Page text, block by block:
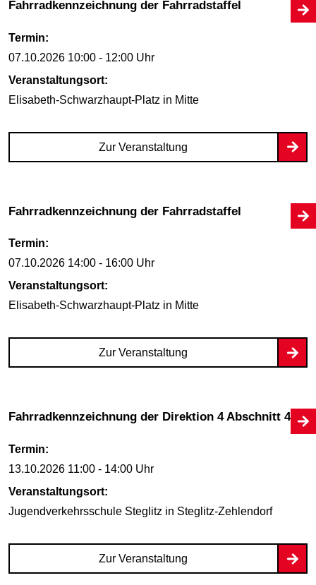
Fahrradkennzeichnung der Fahrradstaffel
Termin:
07.10.2026 10:00 - 12:00 Uhr
Veranstaltungsort:
Elisabeth-Schwarzhaupt-Platz in Mitte
Zur Veranstaltung
Fahrradkennzeichnung der Fahrradstaffel
Termin:
07.10.2026 14:00 - 16:00 Uhr
Veranstaltungsort:
Elisabeth-Schwarzhaupt-Platz in Mitte
Zur Veranstaltung
Fahrradkennzeichnung der Direktion 4 Abschnitt 45
Termin:
13.10.2026 11:00 - 14:00 Uhr
Veranstaltungsort:
Jugendverkehrsschule Steglitz in Steglitz-Zehlendorf
Zur Veranstaltung